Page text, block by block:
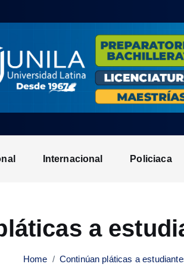
Internacional Policiaca
a
Home Continúan pláticas a